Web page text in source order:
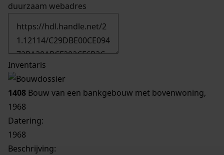
duurzaam webadres
Inventaris
1408 Bouw van een bankgebouw met bovenwoning,
1968
Datering:
1968
Beschrijving: